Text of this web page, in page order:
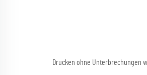
Drucken ohne Unterbrechungen